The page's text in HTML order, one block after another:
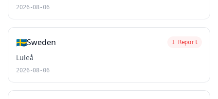
2026-08-06
🇸🇪Sweden 1 Report
Luleå
2026-08-06